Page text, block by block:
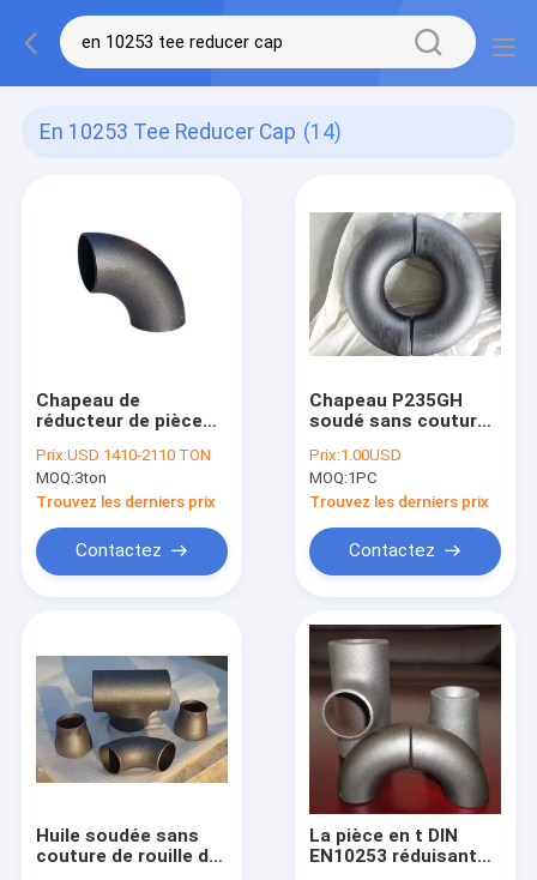
En 10253 Tee Reducer Cap (14)
Chapeau de
réducteur de pièce
montage de tuyau de
coude de S235JR
ST37-2 DIN
Prix:USD 1410-2110 TON
MOQ:3ton
Trouvez les derniers prix
Contactez
Chapeau P235GH
soudé sans couture
de pièce en t de
coude de soudage
bout à bout DIN
EN10253-1
Prix:1.00USD
MOQ:1PC
Trouvez les derniers prix
Contactez
Huile soudée sans
couture de rouille de
La pièce en t DIN
EN10253 réduisant